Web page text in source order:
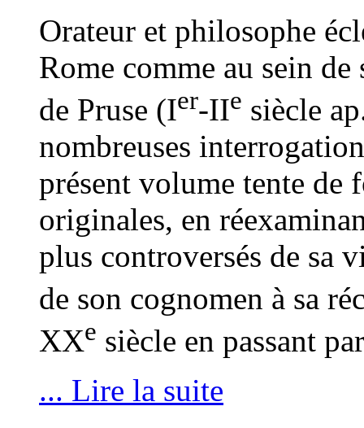
Orateur et philosophe
Rome comme au sein
de Pruse (Ier-IIe siècle
nombreuses
présent volume tente de
originales, en
plus controversés de sa
de son cognomen à sa
XXe siècle en passant
... Lire la suite